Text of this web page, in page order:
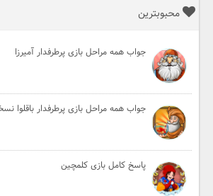
محبوبترین
جواب همه مراحل بازی پرطرفدار آمیرزا
جواب همه مراحل بازی پرطرفدار باقلوا
پاسخ کامل بازی کلمچین